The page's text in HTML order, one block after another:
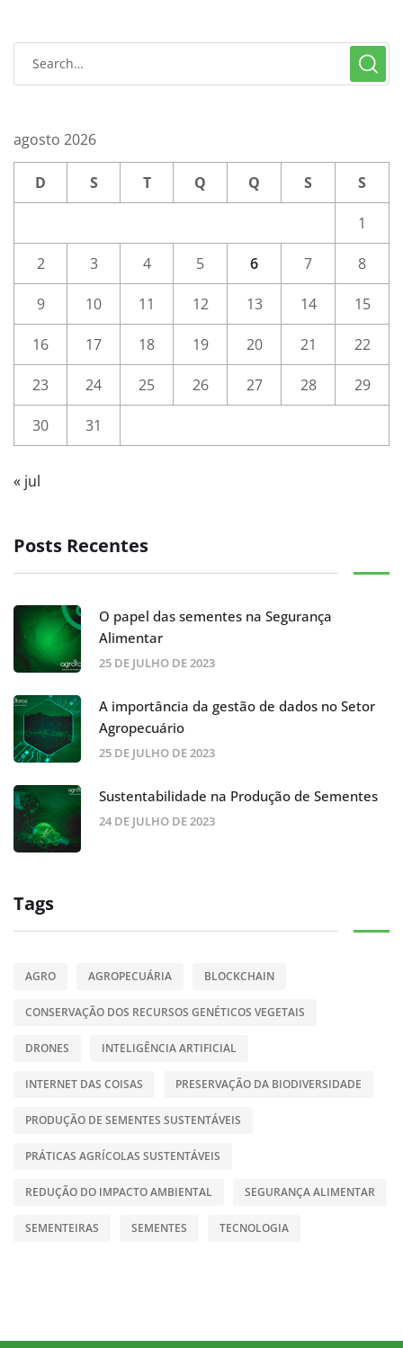
agosto 2026
D S T Q Q S S
1
2 3 4 5 6 7 8
9 10 11 12 13 14 15
16 17 18 19 20 21 22
23 24 25 26 27 28 29
30 31
« jul
Posts Recentes
O papel das sementes na Segurança
Alimentar
25 DE JULHO DE 2023
A importância da gestão de dados no Setor
Agropecuário
25 DE JULHO DE 2023
Sustentabilidade na Produção de Sementes
24 DE JULHO DE 2023
Tags
AGRO AGROPECUÁRIA BLOCKCHAIN
CONSERVAÇÃO DOS RECURSOS GENÉTICOS VEGETAIS
DRONES INTELIGÊNCIA ARTIFICIAL
INTERNET DAS COISAS PRESERVAÇÃO DA BIODIVERSIDADE
PRODUÇÃO DE SEMENTES SUSTENTÁVEIS
PRÁTICAS AGRÍCOLAS SUSTENTÁVEIS
REDUÇÃO DO IMPACTO AMBIENTAL SEGURANÇA ALIMENTAR
SEMENTEIRAS SEMENTES TECNOLOGIA